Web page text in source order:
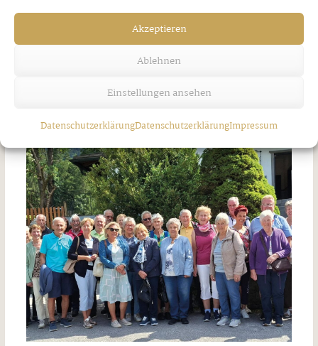
Akzeptieren
Ablehnen
Einstellungen ansehen
DatenschutzerklärungDatenschutzerklärungImpressum
Ried-Kaltenbach
Mittwoch, 24. Juni 2026
Ähnliche Artikel